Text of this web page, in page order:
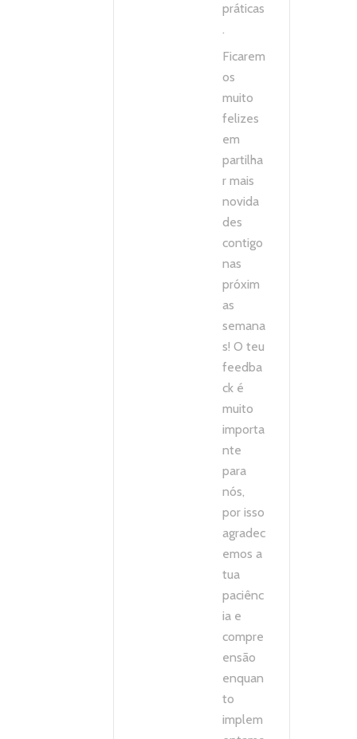
práticas
.
Ficarem
os
muito
felizes
em
partilha
r mais
novida
des
contigo
nas
próxim
as
semana
s! O teu
feedba
ck é
muito
importa
nte
para
nós,
por isso
agradec
emos a
tua
paciênc
ia e
compre
ensão
enquan
to
implem